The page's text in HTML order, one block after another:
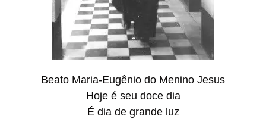
Beato Maria-Eugênio do Menino Jesus
Hoje é seu doce dia
É dia de grande luz